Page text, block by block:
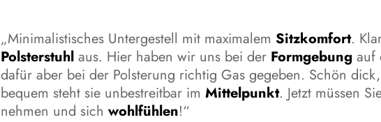
„Minimalistisches Untergestell mit maximalem Sitzkomfort.
Polsterstuhl aus. Hier haben wir uns bei der Formgebung auf
dafür aber bei der Polsterung richtig Gas gegeben. Schön
bequem steht sie unbestreitbar im Mittelpunkt. Jetzt müssen
nehmen und sich wohlfühlen!“